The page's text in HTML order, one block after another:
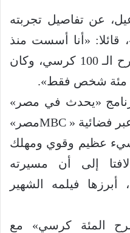
عن تفاصيل تجربته
«أنا أسست منذ
40 عاما مسرحا اسمه مسرح الـ 100 كرسي، وكان
مئة شخص فقط».
«يحدث في مصر»
مع الإعلامي شريف عامر، عبر فضائية « MBCمصر»
عظيم وقوي ومهلك
إلى أن مسيرته
تضم 30 فيلما، أبرزها فيلمه الشهير
المئة كرسي» مع